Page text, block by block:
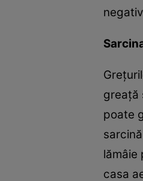
greață
poate
lămâie
casa